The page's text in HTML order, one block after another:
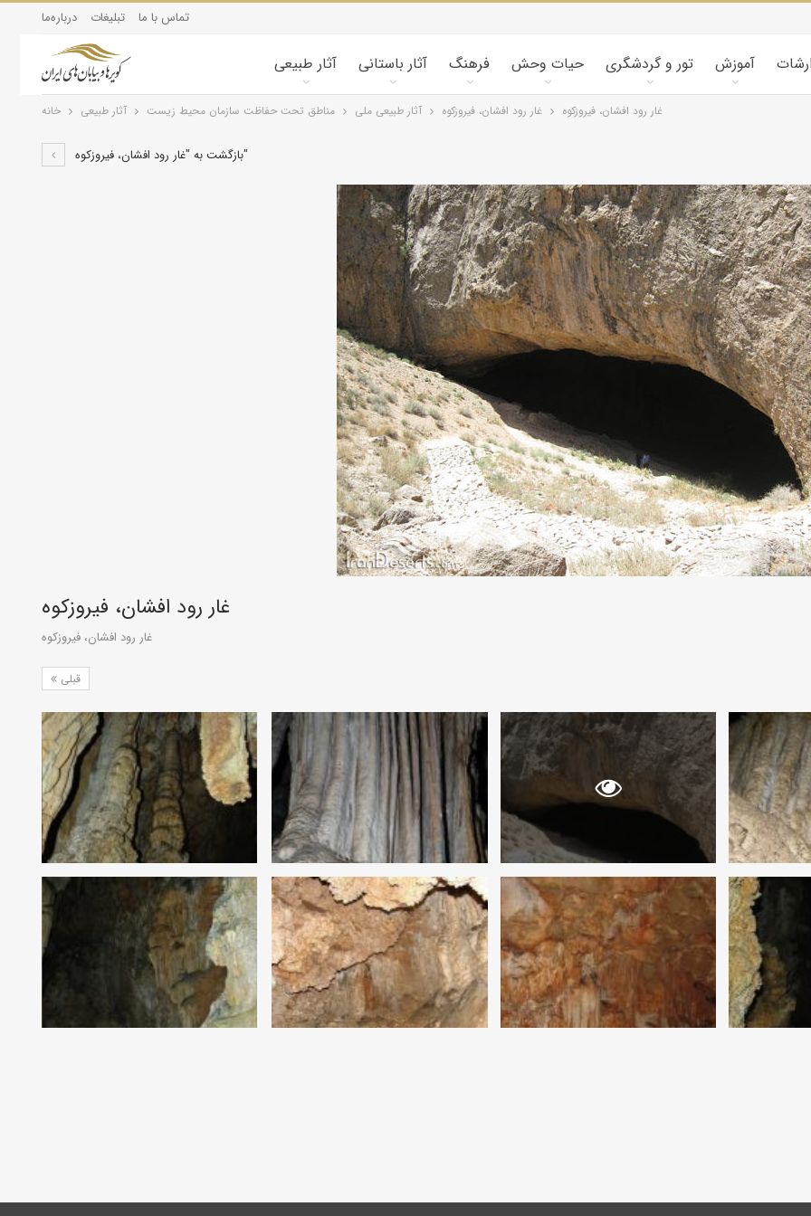
درباره‌ما تبلیغات تماس با ما
آثار طبیعی آثار باستانی فرهنگ حیات وحش تور و گردشگری آموزش
خانه آثار طبیعی مناطق تحت حفاظت سازمان محیط زیست آثار طبیعی ملی غار رود افشان، فیروزکوه غار رود افشان، فیروزکوه
بازگشت به "غار رود افشان، فیروزکوه"
غار رود افشان، فیروزکوه
غار رود افشان، فیروزکوه
قبلی